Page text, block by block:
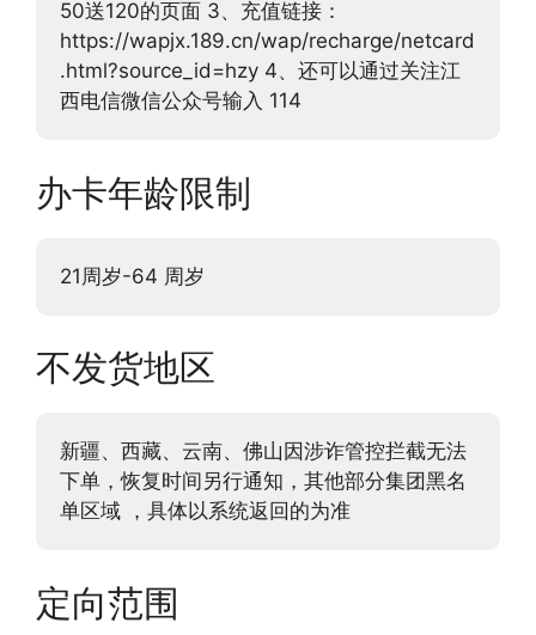
50送120的页面 3、充值链接：
https://wapjx.189.cn/wap/recharge/netcard
.html?source_id=hzy 4、还可以通过关注江
西电信微信公众号输入 114
办卡年龄限制
21周岁-64 周岁
不发货地区
新疆、西藏、云南、佛山因涉诈管控拦截无法
下单，恢复时间另行通知，其他部分集团黑名
单区域 ，具体以系统返回的为准
定向范围